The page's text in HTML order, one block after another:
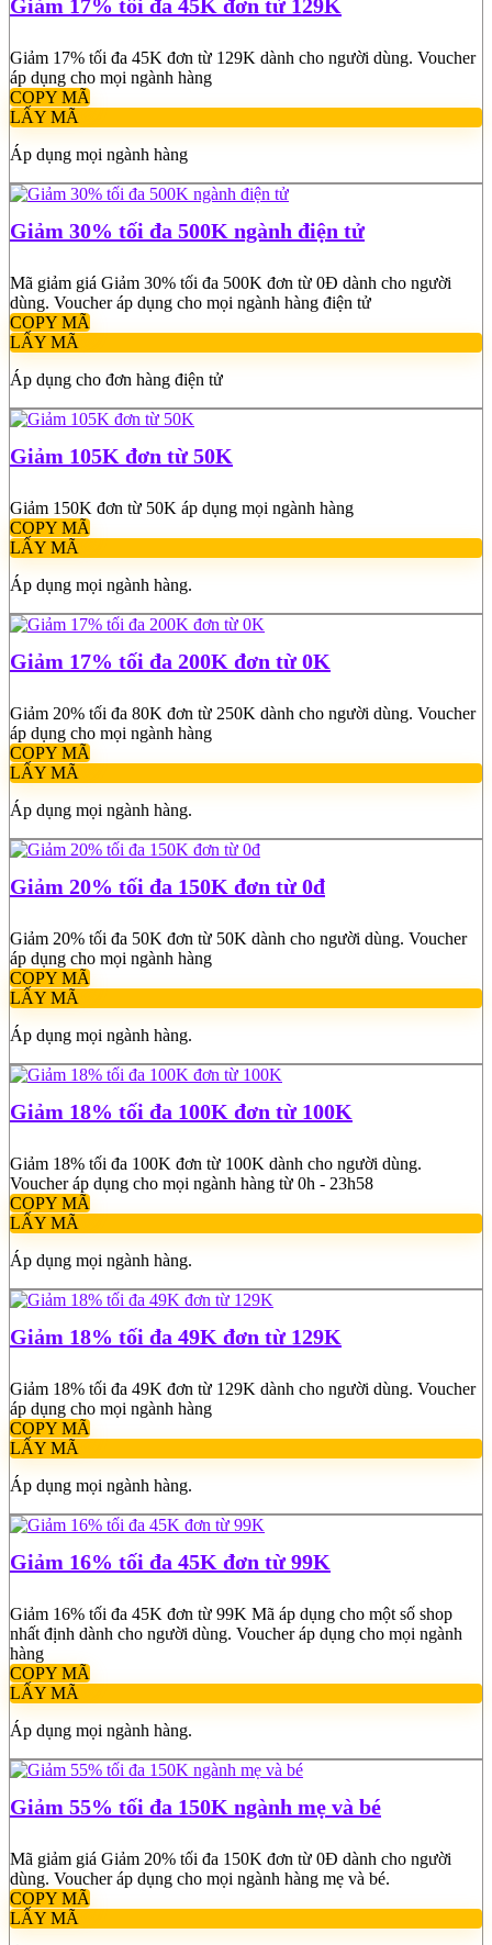
Giảm 17% tối đa 45K đơn từ 129K
Giảm 17% tối đa 45K đơn từ 129K dành cho người dùng. Voucher
áp dụng cho mọi ngành hàng
COPY MÃ
LẤY MÃ
Áp dụng mọi ngành hàng
Giảm 30% tối đa 500K ngành điện tử
Mã giảm giá Giảm 30% tối đa 500K đơn từ 0Đ dành cho người
dùng. Voucher áp dụng cho mọi ngành hàng điện tử
COPY MÃ
LẤY MÃ
Áp dụng cho đơn hàng điện tử
Giảm 105K đơn từ 50K
Giảm 150K đơn từ 50K áp dụng mọi ngành hàng
COPY MÃ
LẤY MÃ
Áp dụng mọi ngành hàng.
Giảm 17% tối đa 200K đơn từ 0K
Giảm 20% tối đa 80K đơn từ 250K dành cho người dùng. Voucher
áp dụng cho mọi ngành hàng
COPY MÃ
LẤY MÃ
Áp dụng mọi ngành hàng.
Giảm 20% tối đa 150K đơn từ 0đ
Giảm 20% tối đa 50K đơn từ 50K dành cho người dùng. Voucher
áp dụng cho mọi ngành hàng
COPY MÃ
LẤY MÃ
Áp dụng mọi ngành hàng.
Giảm 18% tối đa 100K đơn từ 100K
Giảm 18% tối đa 100K đơn từ 100K dành cho người dùng.
Voucher áp dụng cho mọi ngành hàng từ 0h - 23h58
COPY MÃ
LẤY MÃ
Áp dụng mọi ngành hàng.
Giảm 18% tối đa 49K đơn từ 129K
Giảm 18% tối đa 49K đơn từ 129K dành cho người dùng. Voucher
áp dụng cho mọi ngành hàng
COPY MÃ
LẤY MÃ
Áp dụng mọi ngành hàng.
Giảm 16% tối đa 45K đơn từ 99K
Giảm 16% tối đa 45K đơn từ 99K Mã áp dụng cho một số shop
nhất định dành cho người dùng. Voucher áp dụng cho mọi ngành
hàng
COPY MÃ
LẤY MÃ
Áp dụng mọi ngành hàng.
Giảm 55% tối đa 150K ngành mẹ và bé
Mã giảm giá Giảm 20% tối đa 150K đơn từ 0Đ dành cho người
dùng. Voucher áp dụng cho mọi ngành hàng mẹ và bé.
COPY MÃ
LẤY MÃ